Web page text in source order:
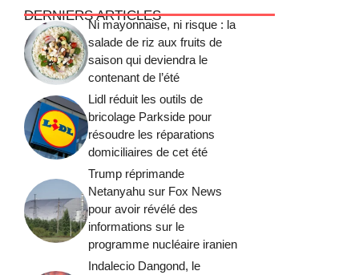
DERNIERS ARTICLES
Ni mayonnaise, ni risque : la
salade de riz aux fruits de
saison qui deviendra le
contenant de l’été
Lidl réduit les outils de
bricolage Parkside pour
résoudre les réparations
domiciliaires de cet été
Trump réprimande
Netanyahu sur Fox News
pour avoir révélé des
informations sur le
programme nucléaire iranien
Indalecio Dangond, le